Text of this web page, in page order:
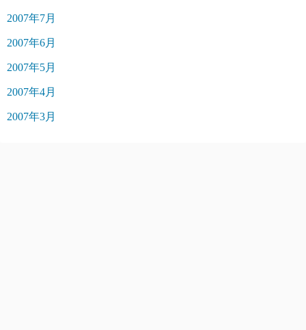
2007年7月
2007年6月
2007年5月
2007年4月
2007年3月